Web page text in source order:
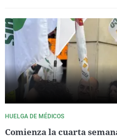
HUELGA DE MÉDICOS
Comienza la cuarta